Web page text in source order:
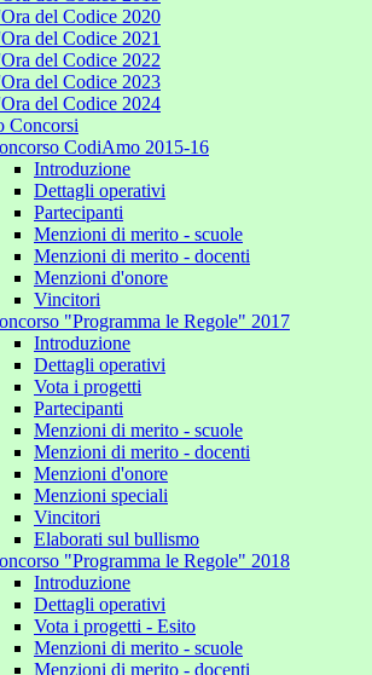
del Codice 2020
del Codice 2021
del Codice 2022
del Codice 2023
del Codice 2024
Concorsi
CodiAmo 2015-16
Introduzione
Dettagli operativi
Partecipanti
Menzioni di merito - scuole
Menzioni di merito - docenti
Menzioni d'onore
Vincitori
"Programma le Regole" 2017
Introduzione
Dettagli operativi
Vota i progetti
Partecipanti
Menzioni di merito - scuole
Menzioni di merito - docenti
Menzioni d'onore
Menzioni speciali
Vincitori
Elaborati sul bullismo
"Programma le Regole" 2018
Introduzione
Dettagli operativi
Vota i progetti - Esito
Menzioni di merito - scuole
Menzioni di merito - docenti